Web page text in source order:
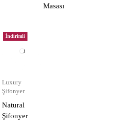
Masası
İndirimli
Luxury
Şifonyer
Natural
Şifonyer